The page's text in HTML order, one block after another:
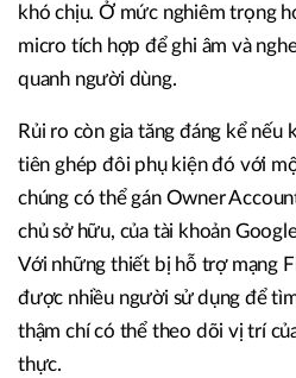
khó chịu. Ở mức nghiêm trọng
micro tích hợp để ghi âm và
quanh người dùng.
Rủi ro còn gia tăng đáng kể nếu
tiên ghép đôi phụ kiện đó với
chúng có thể gán Owner
chủ sở hữu, của tài khoản
Với những thiết bị hỗ trợ mạng
được nhiều người sử dụng để
thậm chí có thể theo dõi vị trí
thực.